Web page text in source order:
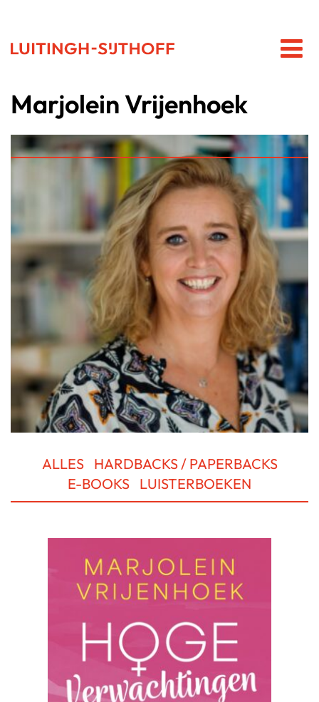
Marjolein Vrijenhoek
ALLES
HARDBACKS / PAPERBACKS
E-BOOKS LUISTERBOEKEN